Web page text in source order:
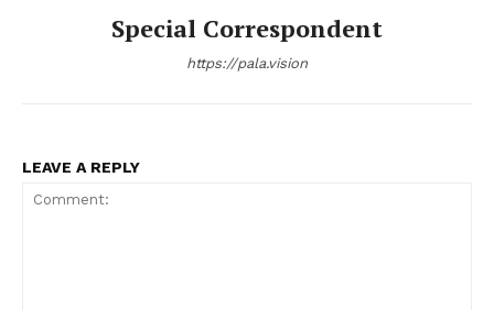
Special Correspondent
https://pala.vision
LEAVE A REPLY